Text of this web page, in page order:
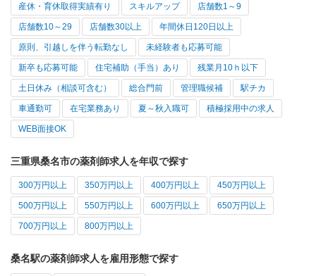
産休・育休取得実績有り スキルアップ 店舗数1～9
店舗数10～29 店舗数30以上 年間休日120日以上
原則、引越しを伴う転勤なし 未経験者も応募可能
新卒も応募可能 住宅補助（手当）あり 残業月10ｈ以下
土日休み（相談可含む） 総合門前 管理職候補 駅チカ
車通勤可 在宅業務あり 夏～秋入職可 積極採用中の求人
WEB面接OK
三重県桑名市の薬剤師求人を年収で探す
300万円以上 350万円以上 400万円以上 450万円以上
500万円以上 550万円以上 600万円以上 650万円以上
700万円以上 800万円以上
桑名駅の薬剤師求人を雇用形態で探す